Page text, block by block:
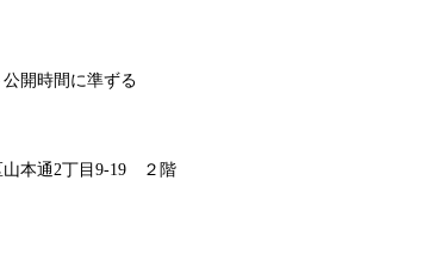
開時間に準ずる
山本通2丁目9-19 ２階